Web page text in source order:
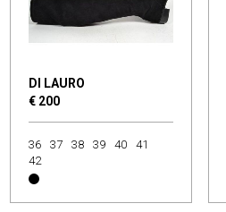
DI LAURO
€ 200
36 37 38 39 40
41
42